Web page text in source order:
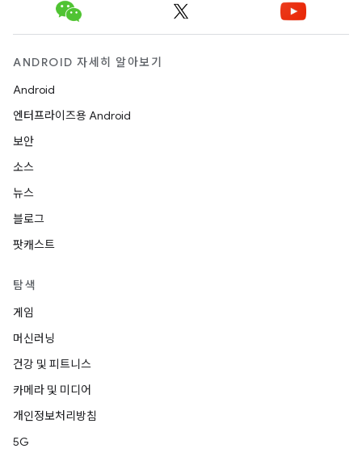
ANDROID 자세히 알아보기
Android
엔터프라이즈용 Android
보안
소스
뉴스
블로그
팟캐스트
탐색
게임
머신러닝
건강 및 피트니스
카메라 및 미디어
개인정보처리방침
5G